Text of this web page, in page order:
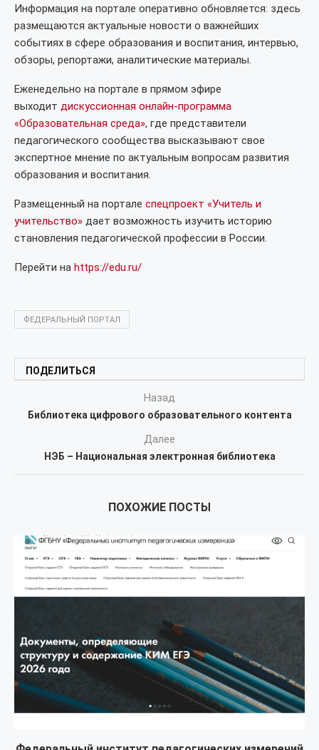
Информация на портале оперативно обновляется: здесь
размещаются актуальные новости о важнейших
событиях в сфере образования и воспитания, интервью,
обзоры, репортажи, аналитические материалы.
Еженедельно на портале в прямом эфире
выходит дискуссионная онлайн-программа
«Образовательная среда», где представители
педагогического сообщества высказывают свое
экспертное мнение по актуальным вопросам развития
образования и воспитания.
Размещенный на портале спецпроект «Учитель и
учительство» дает возможность изучить историю
становления педагогической профессии в России.
Перейти на https://edu.ru/
ФЕДЕРАЛЬНЫЙ ПОРТАЛ
ПОДЕЛИТЬСЯ
Назад
Библиотека цифрового образовательного контента
Далее
НЭБ – Национальная электронная библиотека
ПОХОЖИЕ ПОСТЫ